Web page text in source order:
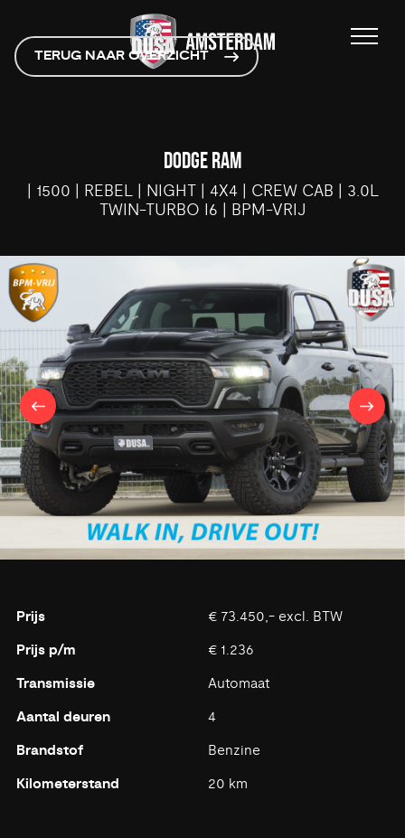
TERUG NAAR OVERZICHT
DODGE RAM
| 1500 | REBEL | NIGHT | 4X4 | CREW CAB | 3.0L
TWIN-TURBO I6 | BPM-VRIJ
Prijs € 73.450,- excl. BTW
Prijs p/m € 1.236
Transmissie Automaat
Aantal deuren 4
Brandstof Benzine
Kilometerstand 20 km